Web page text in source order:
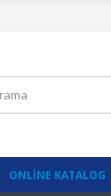
ONLINE KATALOG